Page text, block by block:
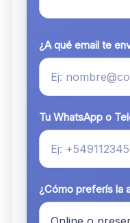
¿A qué email te
Tu WhatsApp o
¿Cómo preferís la